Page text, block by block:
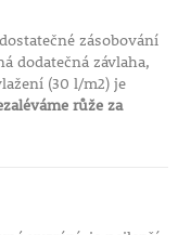
zásobování
dodatečná závlaha,
(30 l/m2) je
růže za